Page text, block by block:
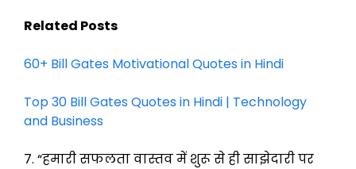
Related Posts
60+ Bill Gates Motivational Quotes in Hindi
Top 30 Bill Gates Quotes in Hindi | Technology
and Business
7. “हमारी सफलता वास्तव में शुरू से ही साझेदारी पर